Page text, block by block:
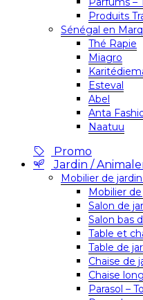
Produits
Sénégal en
Thé Rapie
Miagro
Esteval
Abel
Anta
Naatuu
Promo
Jardin /
Mobilier de
Mobilier
Salon de
Salon bas
Table et
Table de
Chaise de
Chaise
Parasol –